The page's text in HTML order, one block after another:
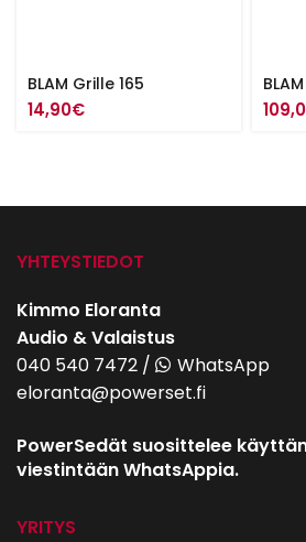
BLAM Grille 165
14,90€
YHTEYSTIEDOT
Kimmo Eloranta
Audio & Valaistus
040 540 7472 /
WhatsApp
eloranta@powerset.fi
PowerSedät suosittelee
viestintään WhatsAppia.
YRITYS